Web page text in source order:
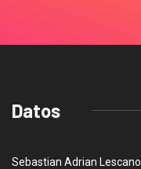
Datos
Sebastian Adrian Lescano